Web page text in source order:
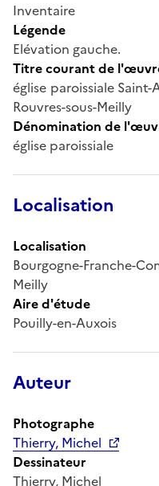
Inventaire
Légende
Elévation gauche.
Titre courant de
église paroissiale
Rouvres-sous-Meilly
Dénomination de
église paroissiale
Localisation
Localisation
Bourgogne-Franche-
Meilly
Aire d'étude
Pouilly-en-Auxois
Auteur
Photographe
Thierry, Michel
Dessinateur
Thierry, Michel